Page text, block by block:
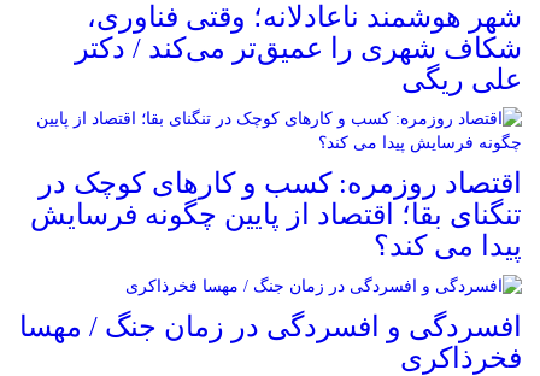
شهر هوشمند ناعادلانه؛ وقتی فناوری،
شکاف شهری را عمیق‌تر می‌کند / دکتر
علی ریگی
اقتصاد روزمره: کسب‌ و کارهای کوچک در
تنگنای بقا؛ اقتصاد از پایین چگونه فرسایش
پیدا می کند؟
افسردگی و افسردگی در زمان جنگ / مهسا
فخرذاکری